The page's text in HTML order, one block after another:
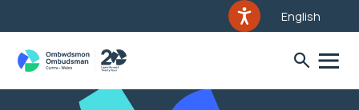
English